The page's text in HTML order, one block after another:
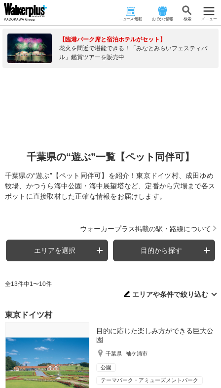
ニュース･連載 おでかけ情報 検 索 メニュー
【臨港パーク席と宿泊ホテルがセット】
花火を間近で堪能できる！「みなとみらいフェスティバ
ル」鑑賞ツアーを販売中
千葉県の“遊ぶ”一覧【ペット同伴可】
千葉県の“遊ぶ”【ペット同伴可】を紹介！東京ドイツ村、成田ゆめ
牧場、かつうら海中公園・海中展望塔など、定番から穴場まで各ス
ポットに直接取材した正確な情報をお届けします。
ウォーカープラス掲載の駅・路線について
エリアを選択 目的から探す
全13件中1〜10件
エリアや条件で絞り込む
東京ドイツ村
目的に応じた楽しみ方ができる巨大公
園
千葉県 袖ケ浦市
公園
テーマパーク・アミューズメントパーク